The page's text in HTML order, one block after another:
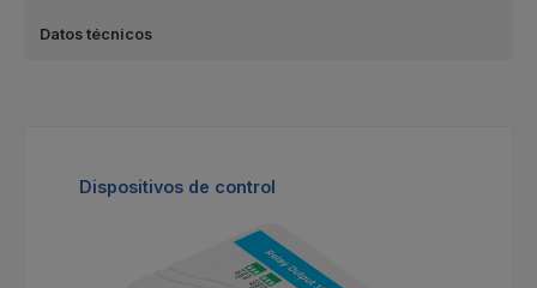
Datos técnicos
Omitir la galería de productos
Dispositivos de control